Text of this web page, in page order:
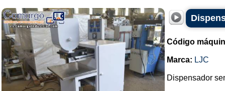
Código
Marca: LJC
Dispensador